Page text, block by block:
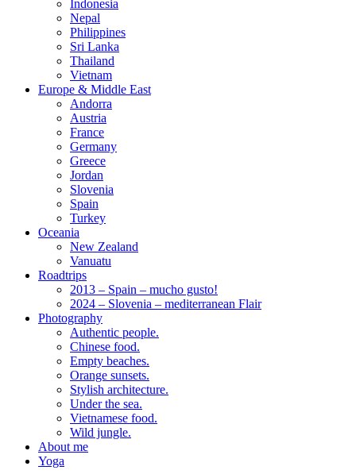
Indonesia
Nepal
Philippines
Sri Lanka
Thailand
Vietnam
Europe & Middle East
Andorra
Austria
France
Germany
Greece
Jordan
Slovenia
Spain
Turkey
Oceania
New Zealand
Vanuatu
Roadtrips
2013 – Spain – mucho gusto!
2024 – Slovenia – mediterranean Flair
Photography
Authentic people.
Chinese food.
Empty beaches.
Orange sunsets.
Stylish architecture.
Under the sea.
Vietnamese food.
Wild jungle.
About me
Yoga